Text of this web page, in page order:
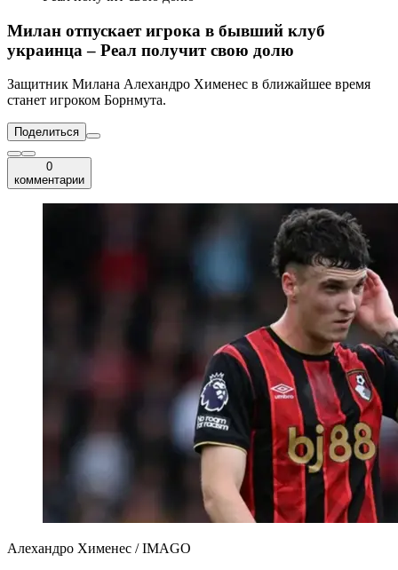
Милан отпускает игрока в бывший клуб
украинца – Реал получит свою долю
Защитник Милана Алехандро Хименес в ближайшее время
станет игроком Борнмута.
Поделиться
0
комментарии
Алехандро Хименес / IMAGO